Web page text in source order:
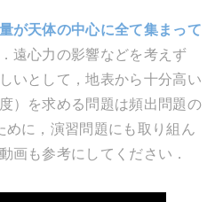
が天体の中心に全て集まって
遠心力の影響などを考えず
いとして，地表から十分高い
）を求める問題は頻出問題の
めに，演習問題にも取り組ん
画も参考にしてください．